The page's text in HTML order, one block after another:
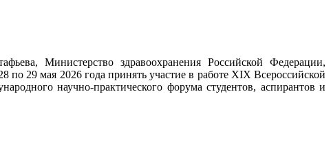
Министерство здравоохранения Российской Федерации,
29 мая 2026 года принять участие в работе XIX Всероссийской
научно-практического форума студентов, аспирантов и